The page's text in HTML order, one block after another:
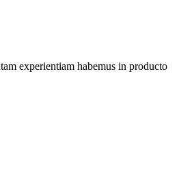
experientiam habemus in producto